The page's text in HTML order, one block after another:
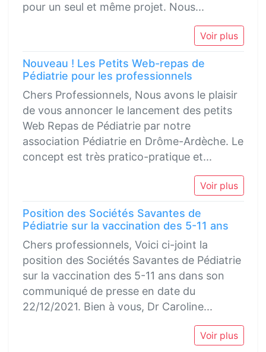
pour un seul et même projet. Nous...
Voir plus
Nouveau ! Les Petits Web-repas de
Pédiatrie pour les professionnels
Chers Professionnels, Nous avons le plaisir
de vous annoncer le lancement des petits
Web Repas de Pédiatrie par notre
association Pédiatrie en Drôme-Ardèche. Le
concept est très pratico-pratique et...
Voir plus
Position des Sociétés Savantes de
Pédiatrie sur la vaccination des 5-11 ans
Chers professionnels, Voici ci-joint la
position des Sociétés Savantes de Pédiatrie
sur la vaccination des 5-11 ans dans son
communiqué de presse en date du
22/12/2021. Bien à vous, Dr Caroline...
Voir plus